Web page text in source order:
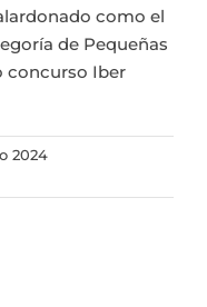
Mi cuenta
como el
de Pequeñas
concurso Iber
2024